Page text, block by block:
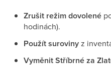
Zrušit režim dovolené
hodinách).
Použít surovinyz
Vyměnit Stříbrné za